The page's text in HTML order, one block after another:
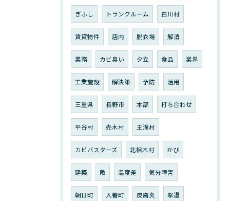
ぎふし トランクルーム 白川村
賃貸物件 店内 脱衣場 解消
業務 カビ臭い 夕立 食品 業界
工業施設 解決策 予防 活用
三重県 長野市 本部 打ち合わせ
平谷村 売木村 王滝村
カビバスターズ 北相木村 かび
建築 敵 温度差 気分障害
朝日町 入善町 皮膚炎 撃退